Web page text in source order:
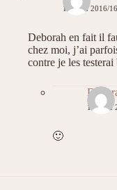
19 MAI 2016/
Deborah en fait il
chez moi, j’ai
contre je les
19 MAI
🙂